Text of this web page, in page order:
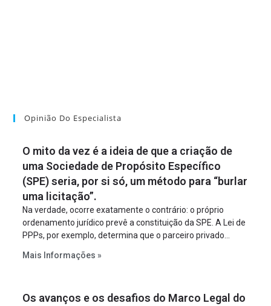
Opinião Do Especialista
O mito da vez é a ideia de que a criação de
uma Sociedade de Propósito Específico
(SPE) seria, por si só, um método para “burlar
uma licitação”.
Na verdade, ocorre exatamente o contrário: o próprio
ordenamento jurídico prevê a constituição da SPE. A Lei de
PPPs, por exemplo, determina que o parceiro privado
empreendimento. Ou seja, a suposta “fraude à licitação” é
projeto a projeto.
Mais Informações »
Os avanços e os desafios do Marco Legal do